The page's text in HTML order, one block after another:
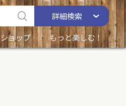
詳細検索
ショップ もっと楽しむ！